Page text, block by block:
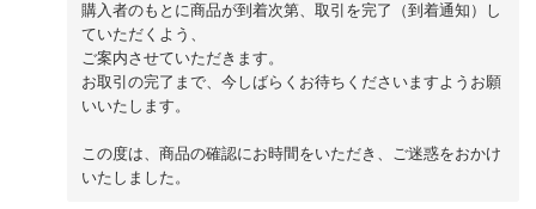
購入者のもとに商品が到着次第、取引を完了（到着通知）し
ていただくよう、
ご案内させていただきます。
お取引の完了まで、今しばらくお待ちくださいますようお願
いいたします。
この度は、商品の確認にお時間をいただき、ご迷惑をおかけ
いたしました。